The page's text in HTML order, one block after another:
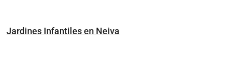
Jardines Infantiles en Neiva